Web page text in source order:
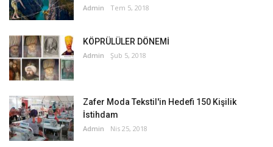
Admin Tem 5, 2018
KÖPRÜLÜLER DÖNEMİ
Admin Şub 5, 2018
Zafer Moda Tekstil'in Hedefi 150 Kişilik
İstihdam
Admin Nis 25, 2018